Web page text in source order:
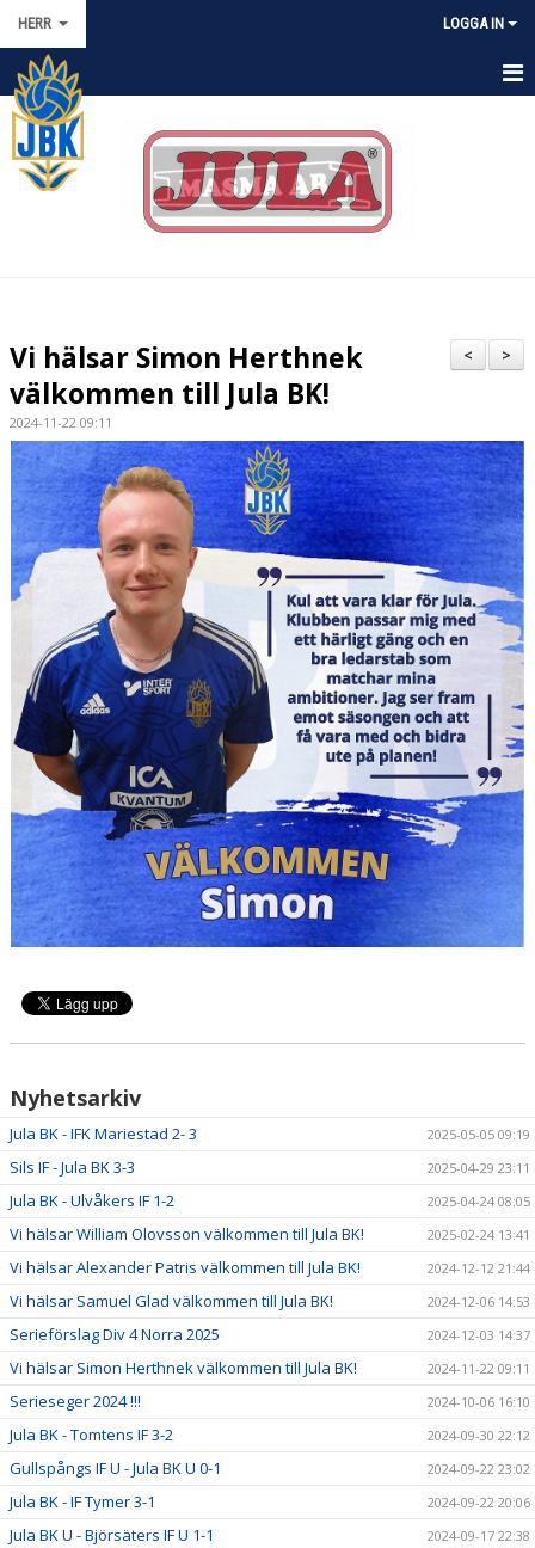
HERR LOGGA IN
HEM
NYHETER
BILDGALLERI
DOKUMENT
KONTAKT
GÄSTBOK
>
<
Vi hälsar Simon Herthnek
välkommen till Jula BK!
2024-11-22 09:11
Nyhetsarkiv
Jula BK - IFK Mariestad 2- 3 2025-05-05 09:19
Sils IF - Jula BK 3-3 2025-04-29 23:11
Jula BK - Ulvåkers IF 1-2 2025-04-24 08:05
Vi hälsar William Olovsson välkommen till Jula BK! 2025-02-24 13:41
Vi hälsar Alexander Patris välkommen till Jula BK! 2024-12-12 21:44
Vi hälsar Samuel Glad välkommen till Jula BK! 2024-12-06 14:53
Serieförslag Div 4 Norra 2025 2024-12-03 14:37
Vi hälsar Simon Herthnek välkommen till Jula BK! 2024-11-22 09:11
Serieseger 2024 !!! 2024-10-06 16:10
Jula BK - Tomtens IF 3-2 2024-09-30 22:12
Gullspångs IF U - Jula BK U 0-1 2024-09-22 23:02
Jula BK - IF Tymer 3-1 2024-09-22 20:06
Jula BK U - Björsäters IF U 1-1 2024-09-17 22:38